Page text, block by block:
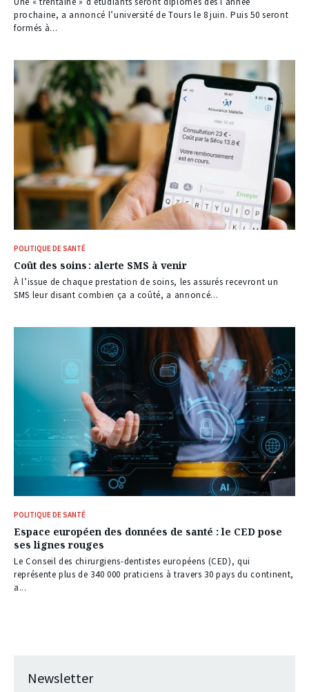
prochaine, a annoncé l’université de Tours le 8 juin. Puis 50 seront
formés à...
POLITIQUE DE SANTÉ
Coût des soins : alerte SMS à venir
À l’issue de chaque prestation de soins, les assurés recevront un
SMS leur disant combien ça a coûté, a annoncé...
POLITIQUE DE SANTÉ
Espace européen des données de santé : le CED pose
ses lignes rouges
Le Conseil des chirurgiens-dentistes européens (CED), qui
représente plus de 340 000 praticiens à travers 30 pays du continent,
a...
Newsletter